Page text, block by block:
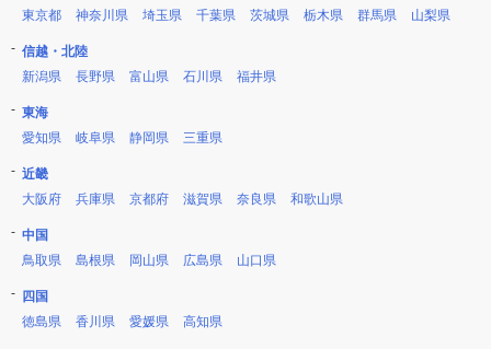
東京都
神奈川県 埼玉県 千葉県 茨城県 栃木県 群馬県 山梨県
信越・北陸
新潟県
長野県 富山県 石川県 福井県
東海
愛知県
岐阜県 静岡県 三重県
近畿
大阪府
兵庫県 京都府 滋賀県 奈良県 和歌山県
中国
鳥取県
島根県 岡山県 広島県 山口県
四国
徳島県
香川県 愛媛県 高知県